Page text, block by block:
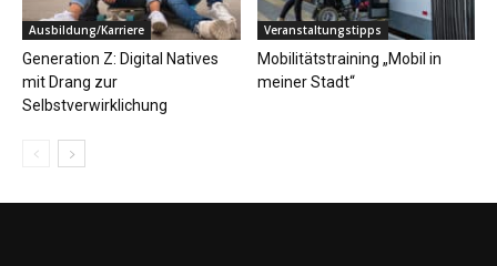
Ausbildung/Karriere
Generation Z: Digital Natives
mit Drang zur
Selbstverwirklichung
Veranstaltungstipps
Mobilitätstraining „Mobil in
meiner Stadt“